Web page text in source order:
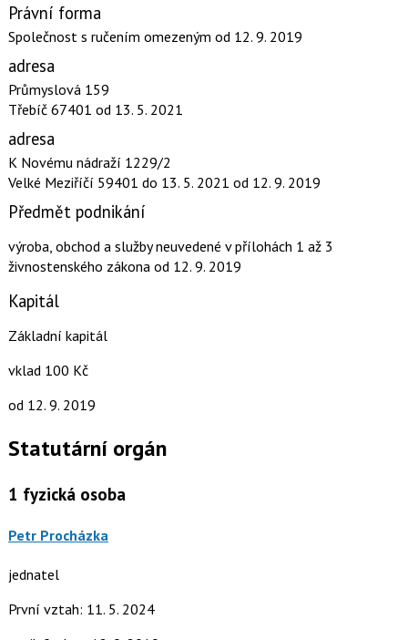
Právní forma
Společnost s ručením omezeným od 12. 9. 2019
adresa
Průmyslová 159
Třebíč 67401 od 13. 5. 2021
adresa
K Novému nádraží 1229/2
Velké Meziříčí 59401 do 13. 5. 2021 od 12. 9. 2019
Předmět podnikání
výroba, obchod a služby neuvedené v přílohách 1 až 3
živnostenského zákona od 12. 9. 2019
Kapitál
Základní kapitál
vklad 100 Kč
od 12. 9. 2019
Statutární orgán
1 fyzická osoba
Petr Procházka
jednatel
První vztah: 11. 5. 2024